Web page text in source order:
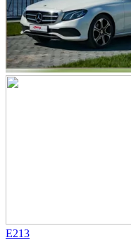
Е213